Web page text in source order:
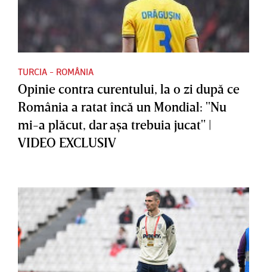
TURCIA - ROMÂNIA
Opinie contra curentului, la o zi după ce
România a ratat încă un Mondial: "Nu
mi-a plăcut, dar aşa trebuia jucat" |
VIDEO EXCLUSIV